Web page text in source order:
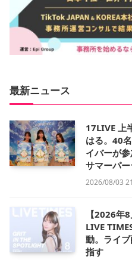
最新ニュース
17LIVE 上
はる。40
イバーが
サマーパー
2026/08/03
【2026年
LIVE
動。ライ
指す